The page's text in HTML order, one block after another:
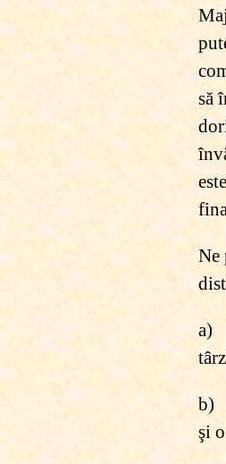
să
Ne
a)
b)
şi